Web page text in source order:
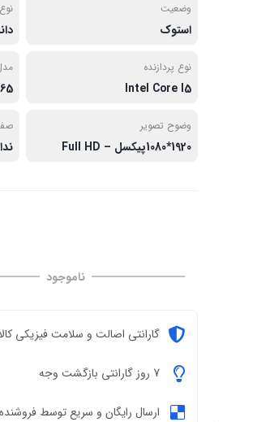
وضعیت
استوک
نوع پردازنده
Intel Core I5
وضوح تصویر
1920*1080پیکسل – Full HD
ناموجود
گارانتی اصالت و سلامت فیزیکی
7 روز گارانتی بازگشت وجه
ارسال رایگان و سریع توسط فروشنده